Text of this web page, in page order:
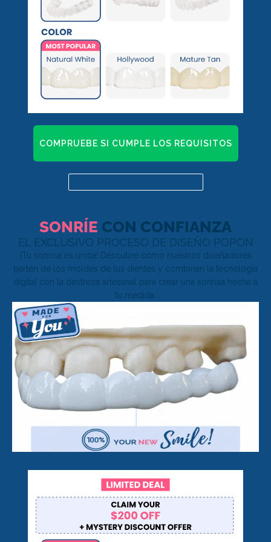
COMPRUEBE SI CUMPLE LOS REQUISITOS
SONRÍE CON CONFIANZA
EL EXCLUSIVO PROCESO DE DISEÑO POPON
¡Tu sonrisa es única! Descubre cómo nuestros diseñadores
parten de los moldes de tus dientes y combinan la tecnología
digital con la destreza artesanal para crear una sonrisa hecha a
tu medida.